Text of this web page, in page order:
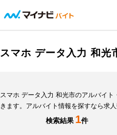
スマホ データ入力 和光
スマホ データ入力 和光市のアルバイ
きます。アルバイト情報を探すなら求
検索結果 1件